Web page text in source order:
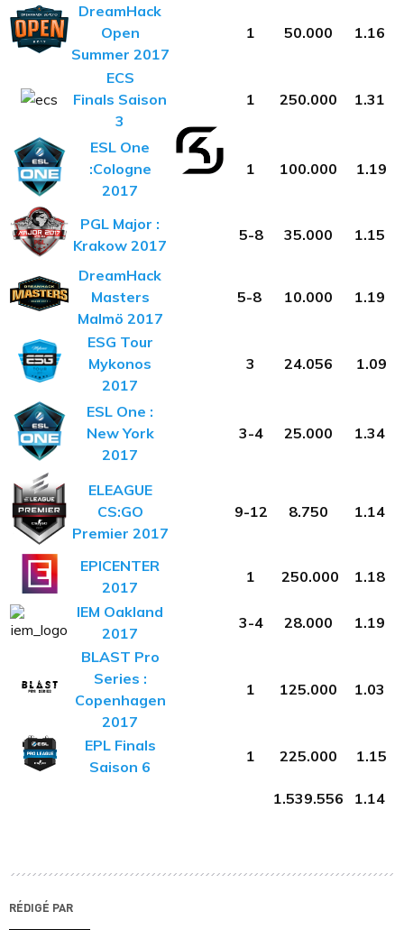
DreamHack
Open
Summer 2017
1 50.000 1.16
ECS
Finals Saison
3
1 250.000 1.31
ESL One
:Cologne
2017
1 100.000 1.19
PGL Major :
Krakow 2017
5-8 35.000 1.15
DreamHack
Masters
Malmö 2017
5-8 10.000 1.19
ESG Tour
Mykonos
2017
3 24.056 1.09
ESL One :
New York
2017
3-4 25.000 1.34
ELEAGUE
CS:GO
Premier 2017
9-12 8.750 1.14
EPICENTER
2017
1 250.000
1.18
IEM Oakland
2017
3-4 28.000
1.19
BLAST Pro
Series :
Copenhagen
2017
1 125.000 1.03
EPL Finals
Saison 6
1 225.000 1.15
1.539.556 1.14
RÉDIGÉ PAR